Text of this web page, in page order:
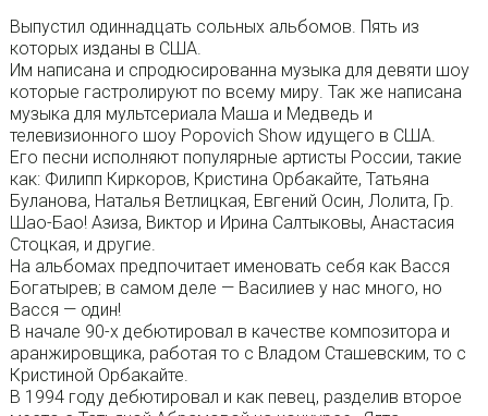
Выпустил одиннадцать сольных альбомов. Пять из
которых изданы в США.
Им написана и спродюсированна музыка для девяти шоу
которые гастролируют по всему миру. Так же написана
музыка для мультсериала Маша и Медведь и
телевизионного шоу Popovich Show идущего в США.
Его песни исполняют популярные артисты России, такие
как: Филипп Киркоров, Кристина Орбакайте, Татьяна
Буланова, Наталья Ветлицкая, Евгений Осин, Лолита, Гр.
Шао-Бао! Азиза, Виктор и Ирина Салтыковы, Анастасия
Стоцкая, и другие.
На альбомах предпочитает именовать себя как Васся
Богатырев; в самом деле — Василиев у нас много, но
Васся — один!
В начале 90-х дебютировал в качестве композитора и
аранжировщика, работая то с Владом Сташевским, то с
Кристиной Орбакайте.
В 1994 году дебютировал и как певец, разделив второе